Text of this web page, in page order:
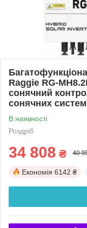
Raggie RG-
сонячний
сонячних систем
В наявності
Роздріб
34 808 ₴ 40
Економія 6142 ₴